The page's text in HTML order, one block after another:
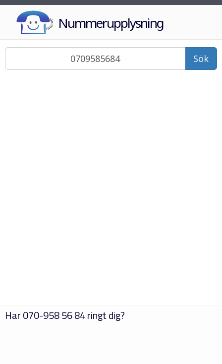
Nummerupplysning
Sök
Har070-958 56 84ringt dig?